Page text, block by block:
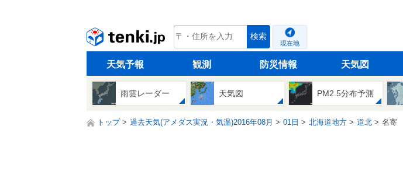
tenki.jp 検索
現在地
天気予報 観測 防災情報 天気図
雨雲レーダー 天気図 PM2.5分布予測
トップ 過去天気(アメダス実況・気温)2016年08月 01日 北海道地方 道北 名寄